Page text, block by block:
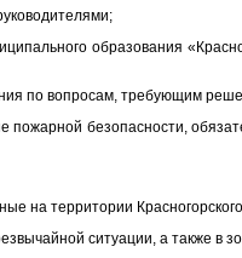
образования
по вопросам, требующим
безопасности,
на территории
ситуации, а также в